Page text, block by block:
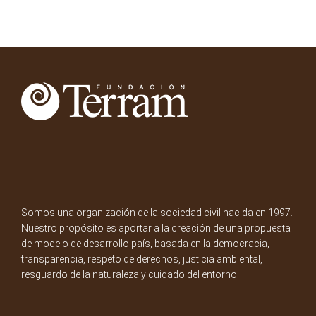
Somos una organización de la sociedad civil nacida en 1997.
Nuestro propósito es aportar a la creación de una propuesta
de modelo de desarrollo país, basada en la democracia,
transparencia, respeto de derechos, justicia ambiental,
resguardo de la naturaleza y cuidado del entorno.